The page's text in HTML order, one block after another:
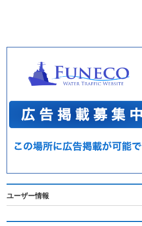
ユーザー情報